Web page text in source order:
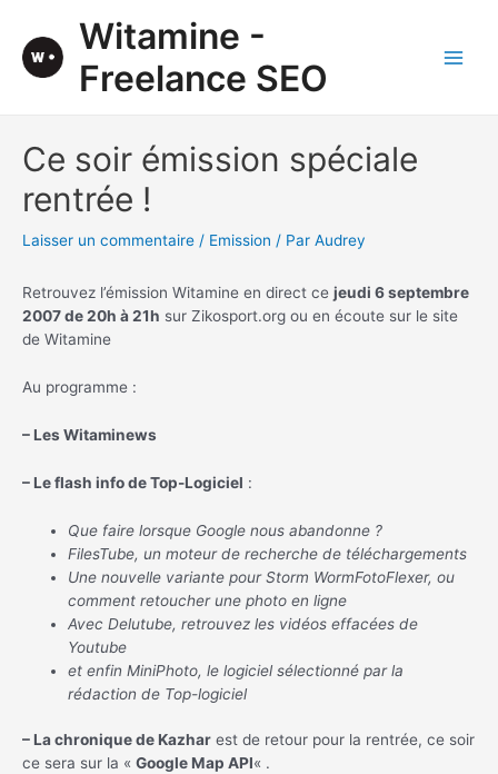
contenu
Witamine -
Freelance SEO
Ce soir émission spéciale
rentrée !
Laisser un commentaire / Emission / Par Audrey
Retrouvez l’émission Witamine en direct ce jeudi 6 septembre
2007 de 20h à 21h sur Zikosport.org ou en écoute sur le site
de Witamine
Au programme :
– Les Witaminews
– Le flash info de Top-Logiciel :
Que faire lorsque Google nous abandonne ?
FilesTube, un moteur de recherche de téléchargements
Une nouvelle variante pour Storm WormFotoFlexer, ou
comment retoucher une photo en ligne
Avec Delutube, retrouvez les vidéos effacées de
Youtube
et enfin MiniPhoto, le logiciel sélectionné par la
rédaction de Top-logiciel
– La chronique de Kazhar est de retour pour la rentrée, ce soir
ce sera sur la « Google Map API« .